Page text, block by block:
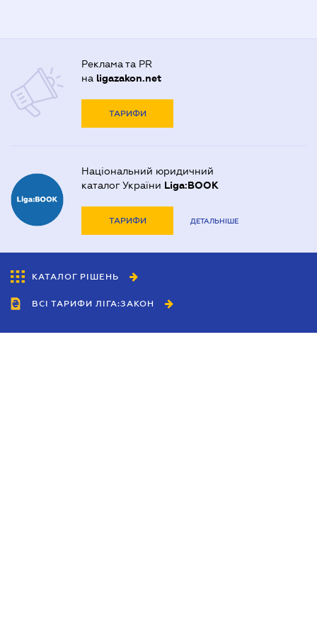
Реклама та PR
на ligazakon.net
ТАРИФИ
Національний юридичний
каталог України Liga:BOOK
ТАРИФИ ДЕТАЛЬНІШЕ
КАТАЛОГ РІШЕНЬ
ВСІ ТАРИФИ ЛІГА:ЗАКОН